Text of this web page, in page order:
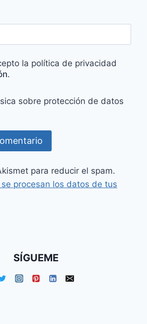
la política de privacidad
.
sobre protección de datos
para reducir el spam.
procesan los datos de tus
SÍGUEME